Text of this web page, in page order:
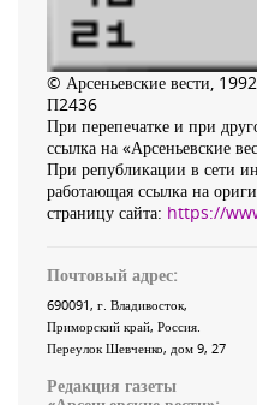
© Арсеньевские вести,
П2436
При перепечатке и при
ссылка на «Арсеньевские
При републикации в сети
работающая ссылка на
страницу сайта: https://
Почтовый адрес:
690091, г. Владивосток,
Приморский край, Россия
Переулок Шевченко, дом 9, 27
Редакция газеты